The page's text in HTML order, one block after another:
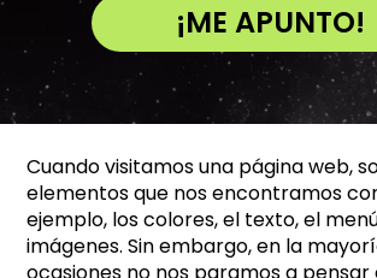
¡ME APUNTO!
t
r
n
a
t
Cuando visitamos una página web,
elementos que nos encontramos
ejemplo, los colores, el texto, el
imágenes. Sin embargo, en la
ocasiones no nos paramos a pensar